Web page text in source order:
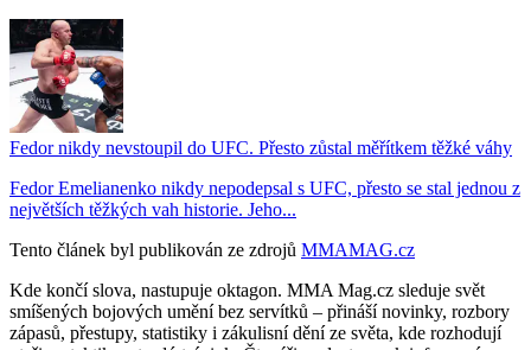
Fedor nikdy nevstoupil do UFC. Přesto zůstal měřítkem těžké váhy
Fedor Emelianenko nikdy nepodepsal s UFC, přesto se stal jednou z
největších těžkých vah historie. Jeho...
Tento článek byl publikován ze zdrojů MMAMAG.cz
Kde končí slova, nastupuje oktagon. MMA Mag.cz sleduje svět
smíšených bojových umění bez servítků – přináší novinky, rozbory
zápasů, přestupy, statistiky i zákulisní dění ze světa, kde rozhodují